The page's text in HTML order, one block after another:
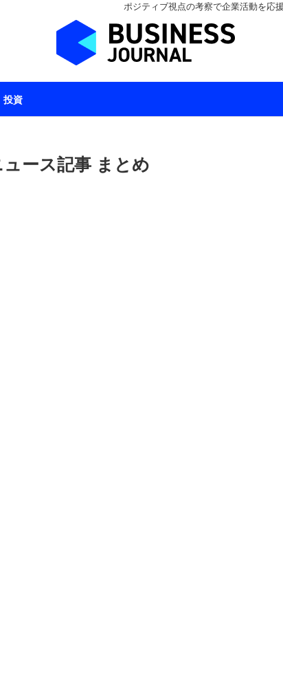
ポジティブ視点の考察で企業活動を応
ース記事 まとめ
投資